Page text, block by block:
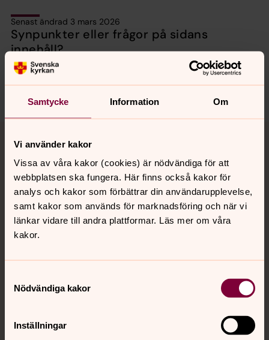
Samtycke Information Om
Vi använder kakor
Vissa av våra kakor (cookies) är nödvändiga för att
webbplatsen ska fungera. Här finns också kakor för
analys och kakor som förbättrar din användarupplevelse,
samt kakor som används för marknadsföring och när vi
länkar vidare till andra plattformar. Läs mer om våra
kakor.
Nödvändiga kakor
Inställningar
Senast ändrad 3 mars 2026
Synpunkter eller frågor på sidans
innehåll?
hallefors-hjulsjo.forsamling@svenskakyrkan.se
Dela
Kontakt
Kalender
Sociala kanaler